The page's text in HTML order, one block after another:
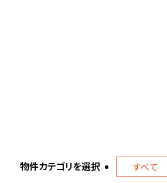
物件カテゴリを選択 すべて